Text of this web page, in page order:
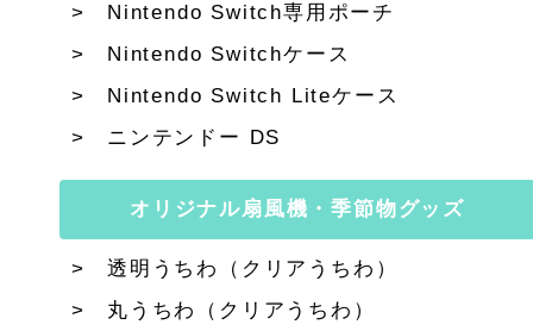
Nintendo Switch専用ポーチ
Nintendo Switchケース
Nintendo Switch Liteケース
ニンテンドー DS
オリジナル扇風機・季節物グッズ
透明うちわ（クリアうちわ）
丸うちわ（クリアうちわ）